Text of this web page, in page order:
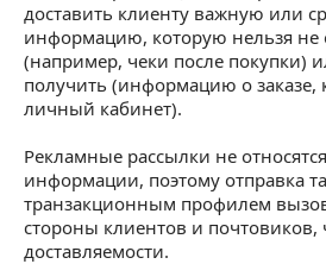
доставить клиенту важную или
информацию, которую нельзя не
(например, чеки после покупки)
получить (информацию о заказе,
личный кабинет).
Рекламные рассылки не
информации, поэтому отправка
транзакционным профилем
стороны клиентов и почтовиков,
доставляемости.